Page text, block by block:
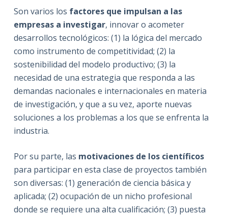
Son varios los factores que impulsan a las
empresas a investigar, innovar o acometer
desarrollos tecnológicos: (1) la lógica del mercado
como instrumento de competitividad; (2) la
sostenibilidad del modelo productivo; (3) la
necesidad de una estrategia que responda a las
demandas nacionales e internacionales en materia
de investigación, y que a su vez, aporte nuevas
soluciones a los problemas a los que se enfrenta la
industria.
Por su parte, las motivaciones de los científicos
para participar en esta clase de proyectos también
son diversas: (1) generación de ciencia básica y
aplicada; (2) ocupación de un nicho profesional
donde se requiere una alta cualificación; (3) puesta